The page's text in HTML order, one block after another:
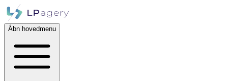
Åbn hovedmenu